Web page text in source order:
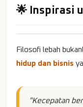
🌟 Inspirasi
Filosofi lebah
hidup dan bisnis
"Kecepatan